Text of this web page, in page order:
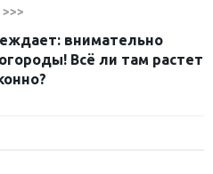
>>>
внимательно
Всё ли там растет